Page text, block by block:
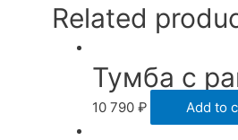
Related
Тумба с
10 790 ₽ Add to